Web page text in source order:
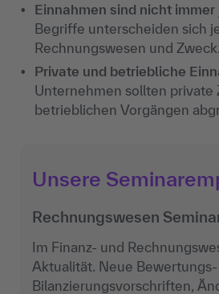
Einnahmen sind nicht immer
Begriffe unterscheiden sich
Rechnungswesen und Zweck.
Private und betriebliche
Unternehmen sollten private
betrieblichen Vorgängen
Unsere
Rechnungswesen
Im Finanz- und
Aktualität. Neue
Bilanzierungsvorschriften,